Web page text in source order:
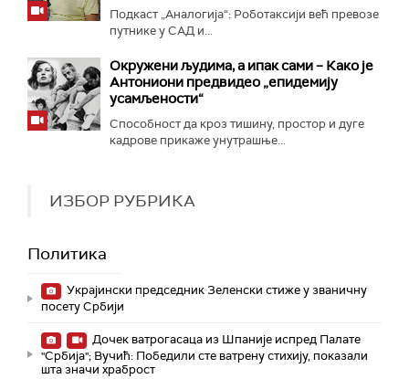
Подкаст „Аналогија“: Роботаксији већ превозе
путнике у САД и...
Окружени људима, а ипак сами – Како је
Антониони предвидео „епидемију
усамљености“
Способност да кроз тишину, простор и дуге
кадрове прикаже унутрашње...
ИЗБОР РУБРИКА
Политика
Украјински председник Зеленски стиже у званичну
посету Србији
Дочек ватрогасаца из Шпаније испред Палате
"Србија"; Вучић: Победили сте ватрену стихију, показали
шта значи храброст